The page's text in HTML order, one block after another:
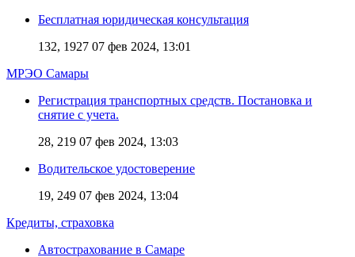
Бесплатная юридическая консультация
132, 1927 07 фев 2024, 13:01
МРЭО Самары
Регистрация транспортных средств. Постановка и
снятие с учета.
28, 219 07 фев 2024, 13:03
Водительское удостоверение
19, 249 07 фев 2024, 13:04
Кредиты, страховка
Автострахование в Самаре